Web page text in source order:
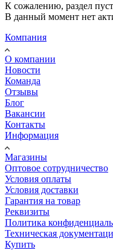
К сожалению, раздел пуст
В данный момент нет
Компания
О компании
Новости
Команда
Отзывы
Блог
Вакансии
Контакты
Информация
Магазины
Оптовое сотрудничество
Условия оплаты
Условия доставки
Гарантия на товар
Реквизиты
Политика
Техническая
Купить